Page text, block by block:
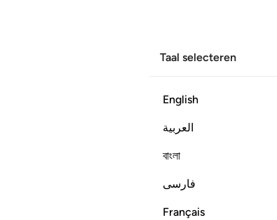
Taal selecteren
English
العربية
বাংলা
فارسی
Français